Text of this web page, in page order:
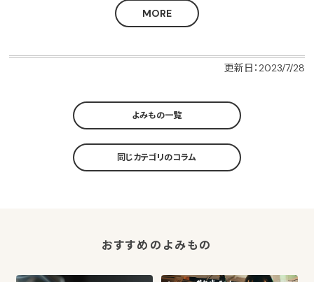
MORE
更新日：2023/7/28
よみもの一覧
同じカテゴリのコラム
おすすめのよみもの